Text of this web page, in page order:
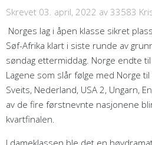
Skrevet 03. april, 2022 av 33583
Norges lag i åpen klasse sikret
Søf-Afrika klart i siste runde av
søndag ettermiddag. Norge endte
Lagene som slår følge med Norge
Sveits, Nederland, USA 2, Ungarn,
av de fire førstnevnte nasjonene
kvartfinalen.
I dameklassen ble det en